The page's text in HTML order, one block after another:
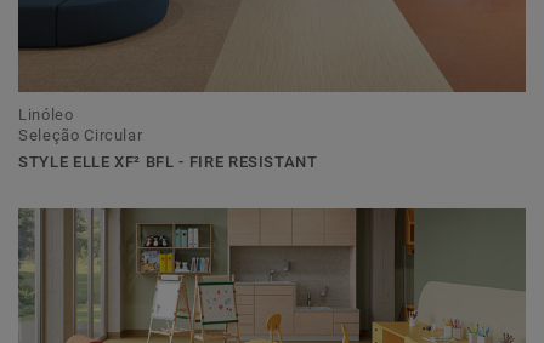
Linóleo
Seleção Circular
STYLE ELLE XF² BFL - FIRE RESISTANT